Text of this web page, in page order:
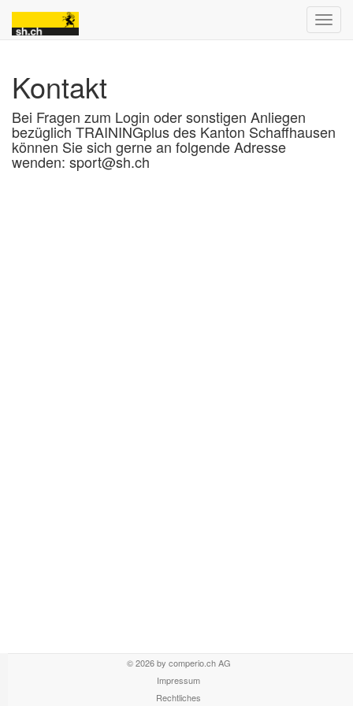
Kontakt
Bei Fragen zum Login oder sonstigen Anliegen
bezüglich TRAININGplus des Kanton Schaffhausen
können Sie sich gerne an folgende Adresse
wenden: sport@sh.ch
© 2026 by comperio.ch AG
Impressum
Rechtliches